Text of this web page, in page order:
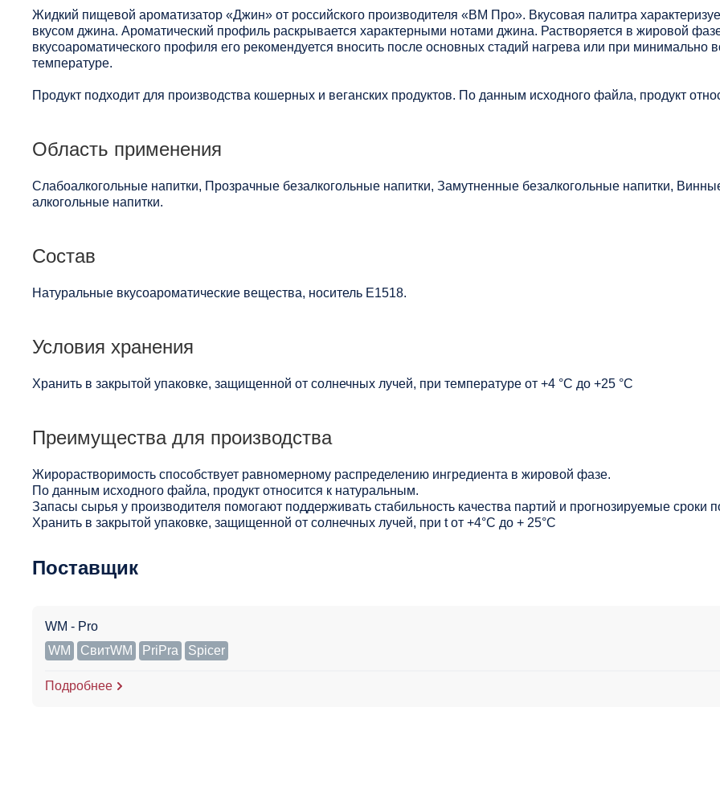
Жидкий пищевой ароматизатор «Джин» от российского производителя «ВМ Про». Вкусовая палитра
вкусом джина. Ароматический профиль раскрывается характерными нотами джина. Растворяется в жировой
вкусоароматического профиля его рекомендуется вносить после основных стадий нагрева или при минимально
температуре.
Продукт подходит для производства кошерных и веганских продуктов. По данным исходного файла, продукт
Область применения
Слабоалкогольные напитки, Прозрачные безалкогольные напитки, Замутненные безалкогольные напитки,
алкогольные напитки.
Состав
Натуральные вкусоароматические вещества, носитель Е1518.
Условия хранения
Хранить в закрытой упаковке, защищенной от солнечных лучей, при температуре от +4 °C до +25 °C
Преимущества для производства
Жирорастворимость способствует равномерному распределению ингредиента в жировой фазе.
По данным исходного файла, продукт относится к натуральным.
Запасы сырья у производителя помогают поддерживать стабильность качества партий и прогнозируемые сроки
Хранить в закрытой упаковке, защищенной от солнечных лучей, при t от +4°C до + 25°С
Поставщик
WM - Pro
WM
СвитWM PriPra Spicer
Подробнее